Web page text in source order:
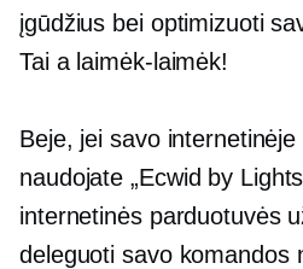
įgūdžius bei optimizuoti
Tai a laimėk-laimėk!
Beje, jei savo
naudojate „Ecwid by
internetinės parduotuvės
deleguoti savo komandos